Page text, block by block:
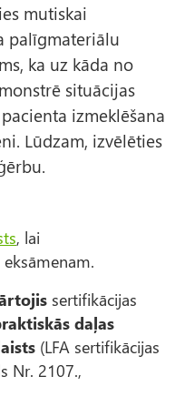
mutiskai
palīgmateriālu
ka uz kāda no
situācijas
izmeklēšana
Lūdzam, izvēlēties
, lai
sertifikācijas
daļas
(LFA sertifikācijas
Nr. 2107.,